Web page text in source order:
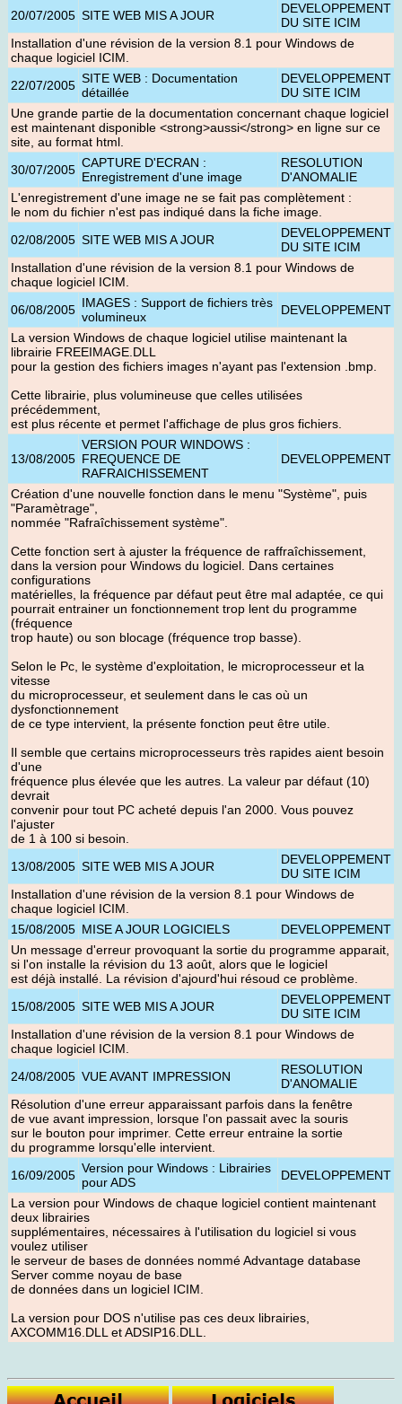
20/07/2005 SITE WEB MIS A JOUR
DEVELOPPEMENT
DU SITE ICIM
Installation d'une révision de la version 8.1 pour Windows de
chaque logiciel ICIM.
22/07/2005 SITE WEB : Documentation
détaillée
DEVELOPPEMENT
DU SITE ICIM
Une grande partie de la documentation concernant chaque logiciel
est maintenant disponible <strong>aussi</strong> en ligne sur ce
site, au format html.
30/07/2005 CAPTURE D'ECRAN :
Enregistrement d'une image
RESOLUTION
D'ANOMALIE
L'enregistrement d'une image ne se fait pas complètement :
le nom du fichier n'est pas indiqué dans la fiche image.
02/08/2005 SITE WEB MIS A JOUR
DEVELOPPEMENT
DU SITE ICIM
Installation d'une révision de la version 8.1 pour Windows de
chaque logiciel ICIM.
06/08/2005 IMAGES : Support de fichiers très
volumineux
DEVELOPPEMENT
La version Windows de chaque logiciel utilise maintenant la
librairie FREEIMAGE.DLL
pour la gestion des fichiers images n'ayant pas l'extension .bmp.
Cette librairie, plus volumineuse que celles utilisées
précédemment,
est plus récente et permet l'affichage de plus gros fichiers.
13/08/2005
VERSION POUR WINDOWS :
FREQUENCE DE
RAFRAICHISSEMENT
DEVELOPPEMENT
Création d'une nouvelle fonction dans le menu "Système", puis
"Paramètrage",
nommée "Rafraîchissement système".
Cette fonction sert à ajuster la fréquence de raffraîchissement,
dans la version pour Windows du logiciel. Dans certaines
configurations
matérielles, la fréquence par défaut peut être mal adaptée, ce qui
pourrait entrainer un fonctionnement trop lent du programme
(fréquence
trop haute) ou son blocage (fréquence trop basse).
Selon le Pc, le système d'exploitation, le microprocesseur et la
vitesse
du microprocesseur, et seulement dans le cas où un
dysfonctionnement
de ce type intervient, la présente fonction peut être utile.
Il semble que certains microprocesseurs très rapides aient besoin
d'une
fréquence plus élevée que les autres. La valeur par défaut (10)
devrait
convenir pour tout PC acheté depuis l'an 2000. Vous pouvez
l'ajuster
de 1 à 100 si besoin.
13/08/2005 SITE WEB MIS A JOUR
DEVELOPPEMENT
DU SITE ICIM
Installation d'une révision de la version 8.1 pour Windows de
chaque logiciel ICIM.
15/08/2005 MISE A JOUR LOGICIELS
DEVELOPPEMENT
Un message d'erreur provoquant la sortie du programme apparait,
si l'on installe la révision du 13 août, alors que le logiciel
est déjà installé. La révision d'ajourd'hui résoud ce problème.
15/08/2005 SITE WEB MIS A JOUR
DEVELOPPEMENT
DU SITE ICIM
Installation d'une révision de la version 8.1 pour Windows de
chaque logiciel ICIM.
24/08/2005 VUE AVANT IMPRESSION
RESOLUTION
D'ANOMALIE
Résolution d'une erreur apparaissant parfois dans la fenêtre
de vue avant impression, lorsque l'on passait avec la souris
sur le bouton pour imprimer. Cette erreur entraine la sortie
du programme lorsqu'elle intervient.
16/09/2005 Version pour Windows : Librairies
pour ADS
DEVELOPPEMENT
La version pour Windows de chaque logiciel contient maintenant
deux librairies
supplémentaires, nécessaires à l'utilisation du logiciel si vous
voulez utiliser
le serveur de bases de données nommé Advantage database
Server comme noyau de base
de données dans un logiciel ICIM.
La version pour DOS n'utilise pas ces deux librairies,
AXCOMM16.DLL et ADSIP16.DLL.